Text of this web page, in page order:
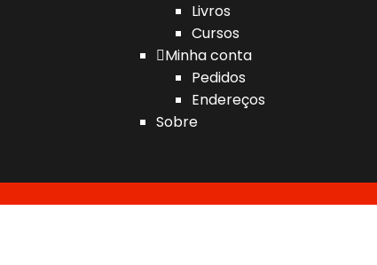
Livros
Cursos
Minha conta
Pedidos
Endereços
Sobre